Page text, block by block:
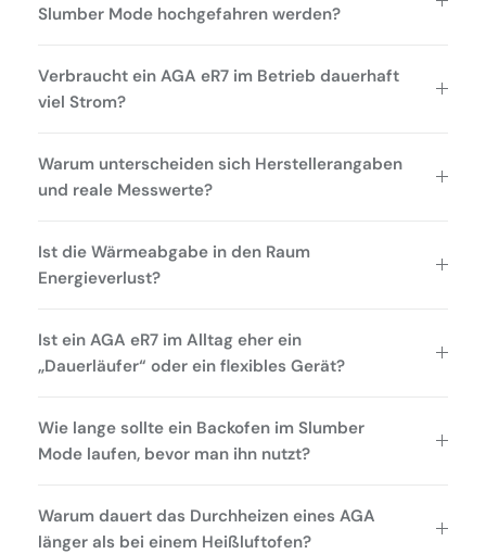
Slumber Mode hochgefahren werden?
Verbraucht ein AGA eR7 im Betrieb dauerhaft
viel Strom?
Warum unterscheiden sich Herstellerangaben
und reale Messwerte?
Ist die Wärmeabgabe in den Raum
Energieverlust?
Ist ein AGA eR7 im Alltag eher ein
„Dauerläufer“ oder ein flexibles Gerät?
Wie lange sollte ein Backofen im Slumber
Mode laufen, bevor man ihn nutzt?
Warum dauert das Durchheizen eines AGA
länger als bei einem Heißluftofen?